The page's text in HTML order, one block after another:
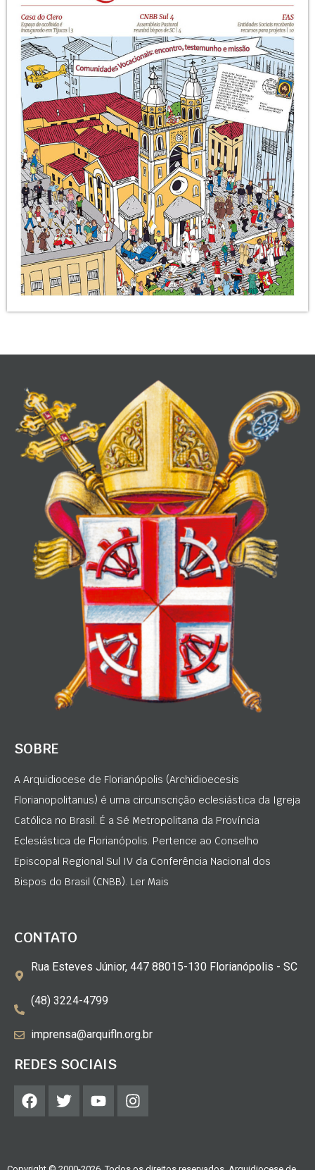
SOBRE
A Arquidiocese de Florianópolis (Archidioecesis
Florianopolitanus) é uma circunscrição eclesiástica da Igreja
Católica no Brasil. É a Sé Metropolitana da Província
Eclesiástica de Florianópolis. Pertence ao Conselho
Episcopal Regional Sul IV da Conferência Nacional dos
Bispos do Brasil (CNBB). Ler Mais
CONTATO
Rua Esteves Júnior, 447 88015-130 Florianópolis - SC
(48) 3224-4799
imprensa@arquifln.org.br
REDES SOCIAIS